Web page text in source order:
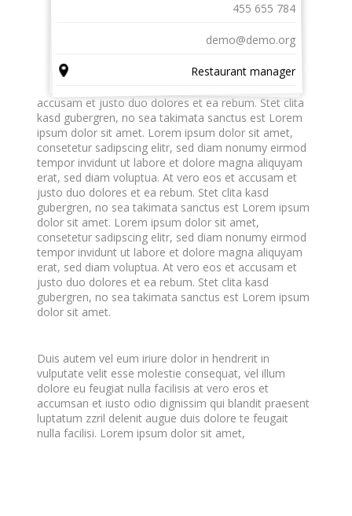
455 655 784
demo@demo.org
Restaurant manager
accusam et justo duo dolores et ea rebum. Stet clita
kasd gubergren, no sea takimata sanctus est Lorem
ipsum dolor sit amet. Lorem ipsum dolor sit amet,
consetetur sadipscing elitr, sed diam nonumy eirmod
tempor invidunt ut labore et dolore magna aliquyam
erat, sed diam voluptua. At vero eos et accusam et
justo duo dolores et ea rebum. Stet clita kasd
gubergren, no sea takimata sanctus est Lorem ipsum
dolor sit amet. Lorem ipsum dolor sit amet,
consetetur sadipscing elitr, sed diam nonumy eirmod
tempor invidunt ut labore et dolore magna aliquyam
erat, sed diam voluptua. At vero eos et accusam et
justo duo dolores et ea rebum. Stet clita kasd
gubergren, no sea takimata sanctus est Lorem ipsum
dolor sit amet.
Duis autem vel eum iriure dolor in hendrerit in
vulputate velit esse molestie consequat, vel illum
dolore eu feugiat nulla facilisis at vero eros et
accumsan et iusto odio dignissim qui blandit praesent
luptatum zzril delenit augue duis dolore te feugait
nulla facilisi. Lorem ipsum dolor sit amet,